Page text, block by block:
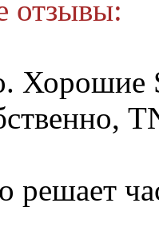
отзывы:
решает